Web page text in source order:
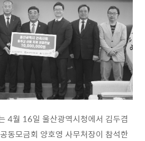
4월 16일 울산광역시청에서 김두겸
동모금회 양호영 사무처장이 참석한